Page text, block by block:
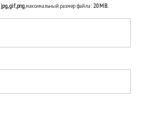
jpg, gif, png, максимальный размер файла: 20MB.